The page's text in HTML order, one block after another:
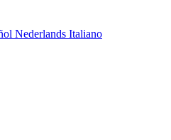
Nederlands Italiano